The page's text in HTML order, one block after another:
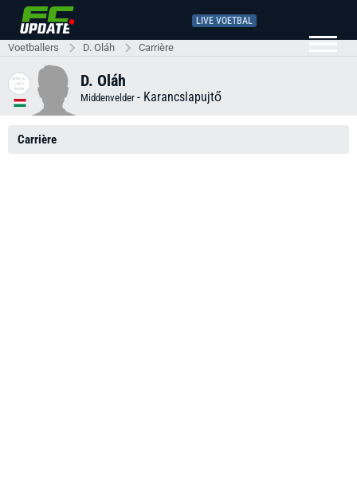
LIVE VOETBAL
Voetballers D. Oláh Carrière
D. Oláh
Middenvelder - Karancslapujtő
Carrière